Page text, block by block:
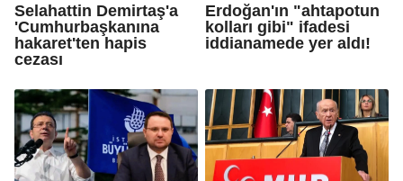
Selahattin Demirtaş'a
'Cumhurbaşkanına
hakaret'ten hapis
cezası
Erdoğan'ın "ahtapotun
kolları gibi" ifadesi
iddianamede yer aldı!